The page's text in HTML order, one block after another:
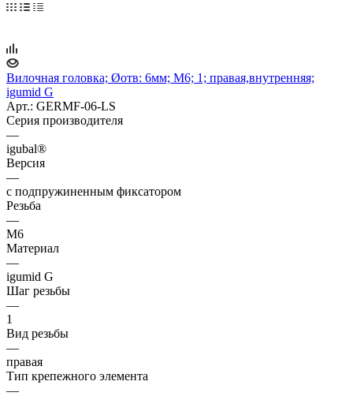
Вилочная головка; Øотв: 6мм; M6; 1; правая,внутренняя;
igumid G
Арт.: GERMF-06-LS
Серия производителя
—
igubal®
Версия
—
с подпружиненным фиксатором
Резьба
—
M6
Материал
—
igumid G
Шаг резьбы
—
1
Вид резьбы
—
правая
Тип крепежного элемента
—